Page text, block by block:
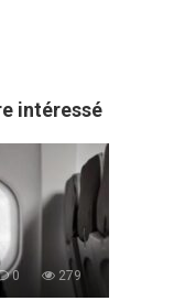
intéressé
0 279